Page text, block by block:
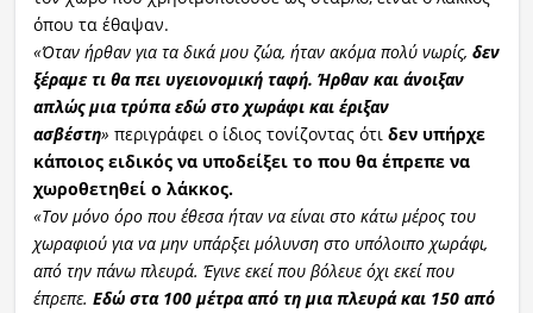
όπου τα έθαψαν.
«Όταν ήρθαν για τα δικά μου ζώα, ήταν ακόμα πολύ νωρίς, δεν
ξέραμε τι θα πει υγειονομική ταφή. Ήρθαν και άνοιξαν
απλώς μια τρύπα εδώ στο χωράφι και έριξαν
ασβέστη» περιγράφει ο ίδιος τονίζοντας ότι δεν υπήρχε
κάποιος ειδικός να υποδείξει το που θα έπρεπε να
χωροθετηθεί ο λάκκος.
«Τον μόνο όρο που έθεσα ήταν να είναι στο κάτω μέρος του
χωραφιού για να μην υπάρξει μόλυνση στο υπόλοιπο χωράφι,
από την πάνω πλευρά. Έγινε εκεί που βόλευε όχι εκεί που
έπρεπε. Εδώ στα 100 μέτρα από τη μια πλευρά και 150 από